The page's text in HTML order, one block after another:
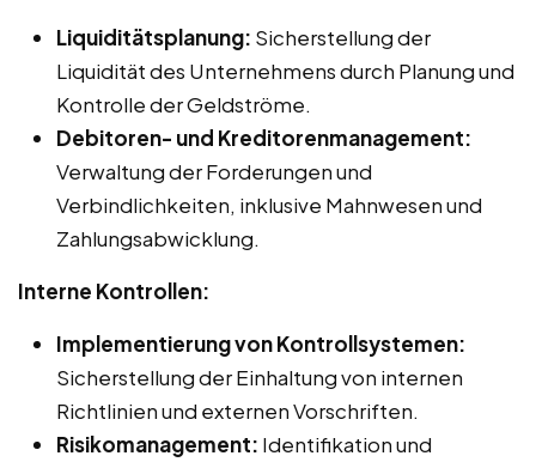
Liquiditätsplanung: Sicherstellung der
Liquidität des Unternehmens durch Planung und
Kontrolle der Geldströme.
Debitoren- und Kreditorenmanagement:
Verwaltung der Forderungen und
Verbindlichkeiten, inklusive Mahnwesen und
Zahlungsabwicklung.
Interne Kontrollen:
Implementierung von Kontrollsystemen:
Sicherstellung der Einhaltung von internen
Richtlinien und externen Vorschriften.
Risikomanagement: Identifikation und